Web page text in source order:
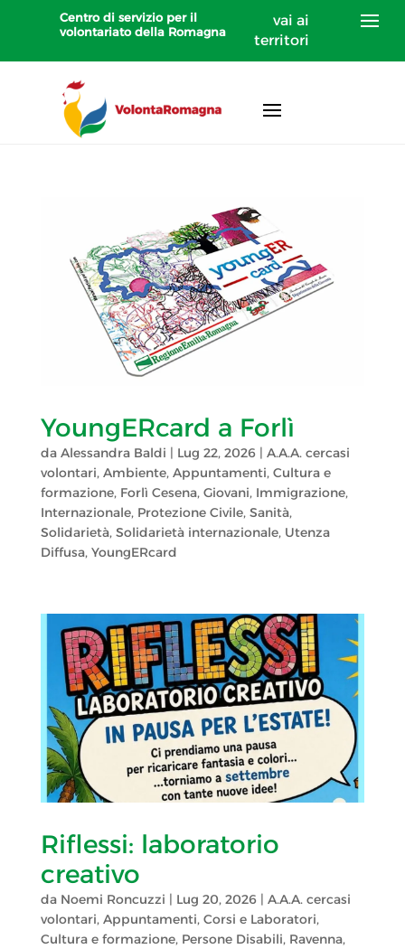
Centro di servizio per il
volontariato della Romagna
vai ai
territori
YoungERcard a Forlì
da Alessandra Baldi | Lug 22, 2026| A.A.A. cercasi
volontari, Ambiente, Appuntamenti, Cultura e
formazione, Forlì Cesena, Giovani, Immigrazione,
Internazionale, Protezione Civile, Sanità,
Solidarietà, Solidarietà internazionale, Utenza
Diffusa, YoungERcard
Riflessi: laboratorio
creativo
da Noemi Roncuzzi | Lug 20, 2026| A.A.A. cercasi
volontari, Appuntamenti, Corsi e Laboratori,
Cultura e formazione, Persone Disabili, Ravenna,